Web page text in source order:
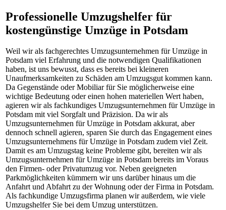
Professionelle Umzugshelfer für
kostengünstige Umzüge in Potsdam
Weil wir als fachgerechtes Umzugsunternehmen für Umzüge in
Potsdam viel Erfahrung und die notwendigen Qualifikationen
haben, ist uns bewusst, dass es bereits bei kleineren
Unaufmerksamkeiten zu Schäden am Umzugsgut kommen kann.
Da Gegenstände oder Mobiliar für Sie möglicherweise eine
wichtige Bedeutung oder einen hohen materiellen Wert haben,
agieren wir als fachkundiges Umzugsunternehmen für Umzüge in
Potsdam mit viel Sorgfalt und Präzision. Da wir als
Umzugsunternehmen für Umzüge in Potsdam akkurat, aber
dennoch schnell agieren, sparen Sie durch das Engagement eines
Umzugsunternehmens für Umzüge in Potsdam zudem viel Zeit.
Damit es am Umzugstag keine Probleme gibt, bereiten wir als
Umzugsunternehmen für Umzüge in Potsdam bereits im Voraus
den Firmen- oder Privatumzug vor. Neben geeigneten
Parkmöglichkeiten kümmern wir uns darüber hinaus um die
Anfahrt und Abfahrt zu der Wohnung oder der Firma in Potsdam.
Als fachkundige Umzugsfirma planen wir außerdem, wie viele
Umzugshelfer Sie bei dem Umzug unterstützen.